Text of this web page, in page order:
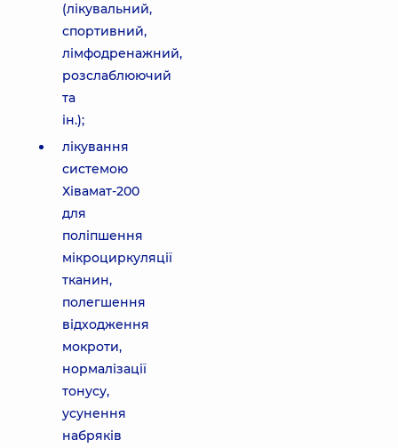
(лікувальний,
спортивний,
лімфодренажний,
розслаблюючий
та
ін.);
лікування
системою
Хівамат-200
для
поліпшення
мікроциркуляції
тканин,
полегшення
відходження
мокроти,
нормалізації
тонусу,
усунення
набряків